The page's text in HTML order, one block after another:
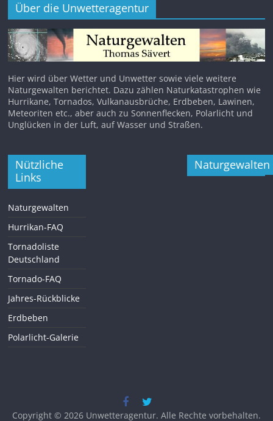
Über die Unwetteragentur
Hier wird über Wetter und Unwetter sowie viele weitere
Naturgewalten berichtet. Dazu zählen Naturkatastrophen wie
Hurrikane, Tornados, Vulkanausbrüche, Erdbeben, Lawinen,
Meteoriten etc., aber auch zu Sonnenflecken, Polarlicht und
Unglücken in der Luft, auf Wasser und Straßen.
Nützliche
Links
Naturgewalten
Hurrikan-FAQ
Tornadoliste
Deutschland
Tornado-FAQ
Jahres-Rückblicke
Erdbeben
Polarlicht-Galerie
Naturgewalten
Copyright © 2026 Unwetteragentur. Alle Rechte vorbehalten.